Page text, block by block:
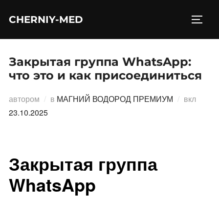
CHERNIY-MED
Закрытая группа WhatsApp:
что это и как присоединиться
автором в МАГНИЙ ВОДОРОД ПРЕМИУМ вкл
23.10.2025
Закрытая группа
WhatsApp